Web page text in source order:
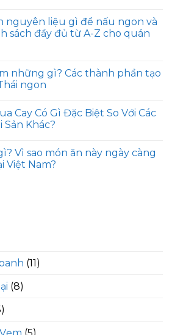
nguyên liệu gì để nấu ngon và
sách đầy đủ từ A-Z cho quán
những gì? Các thành phần tạo
ngon
Cay Có Gì Đặc Biệt So Với Các
Sản Khác?
Vì sao món ăn này ngày càng
Việt Nam?
(11)
(8)
(5)